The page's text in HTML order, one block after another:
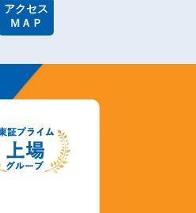
アクセス
ＭＡＰ